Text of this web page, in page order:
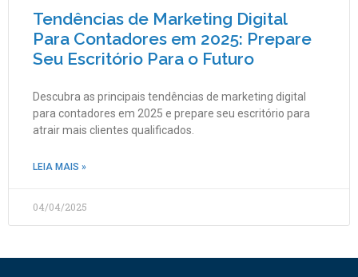
Tendências de Marketing Digital
Para Contadores em 2025: Prepare
Seu Escritório Para o Futuro
Descubra as principais tendências de marketing digital
para contadores em 2025 e prepare seu escritório para
atrair mais clientes qualificados.
LEIA MAIS »
04/04/2025